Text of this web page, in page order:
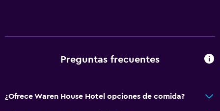
Preguntas frecuentes
¿Ofrece Waren House Hotel opciones de comida?